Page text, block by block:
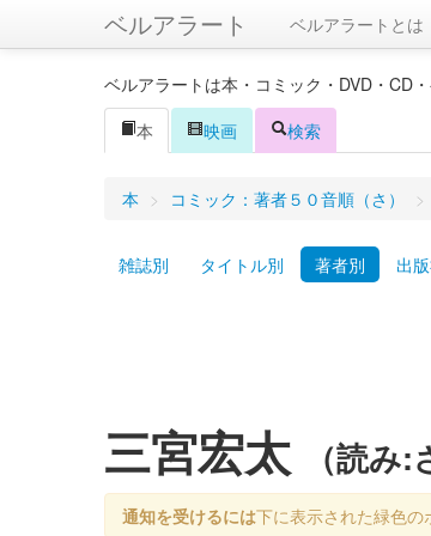
ベルアラート ベルアラートとは
ベルアラートは本・コミック・DVD・CD
本
映画 検索
本 > コミック：著者５０音順（さ） >
雑誌別 タイトル別 著者別 出
三宮宏太 （読み
通知を受けるには下に表示された緑色の